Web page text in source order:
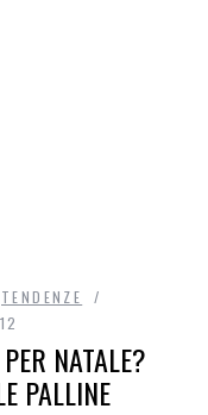
TENDENZE
NATALE?
PALLINE